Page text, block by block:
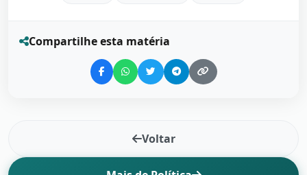
Compartilhe esta matéria
Voltar